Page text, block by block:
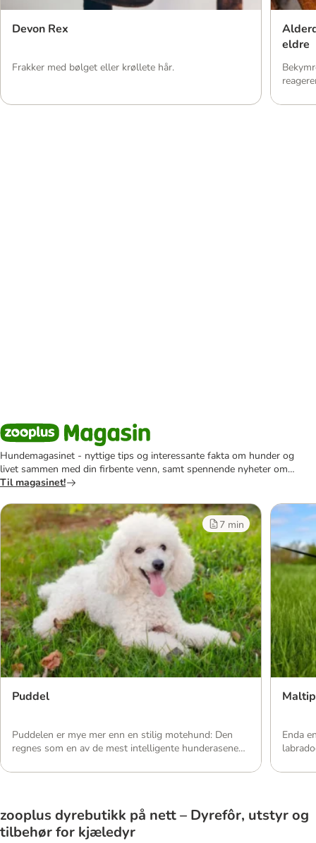
Devon Rex
Frakker med bølget eller krøllete hår.
eldre
Hundemagasinet - nyttige tips og interessante fakta om hunder og
livet sammen med din firbente venn, samt spennende nyheter om
hundehold og det å være hundeeier.
Til magasinet!
7 min
Puddel
Puddelen er mye mer enn en stilig motehund: Den
regnes som en av de mest intelligente hunderasene
nybegynnere og som familiehund. I vår guide kan du
trenger å vite om […]
Enda
gitt
zooplus dyrebutikk på nett – Dyrefôr, utstyr og
tilbehør for kjæledyr